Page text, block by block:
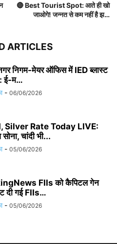
🔴 Best Tourist Spot: आते ही खो
जाओगे! जन्नत से कम नहीं है झ…
ARTICLES
निगम-मेयर ऑफिस में IED ब्लास्ट
ई-म…
- 06/06/2026
Silver Rate Today LIVE:
चांदी भी...
- 05/06/2026
FIIs को कैपिटल गेन
दी गई FIIs…
- 05/06/2026